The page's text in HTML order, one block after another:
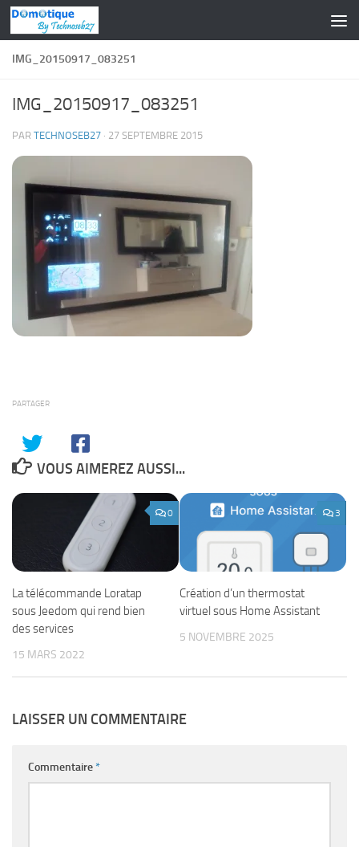
Skip to content
IMG_20150917_083251
IMG_20150917_083251
PAR TECHNOSEB27 · 27 SEPTEMBRE 2015
PARTAGER
VOUS AIMEREZ AUSSI...
0
La télécommande Loratap
sous Jeedom qui rend bien
des services
15 MARS 2022
3
Création d’un thermostat
virtuel sous Home Assistant
5 NOVEMBRE 2025
LAISSER UN COMMENTAIRE
Commentaire*